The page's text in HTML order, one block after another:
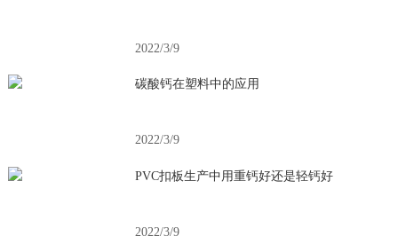
2022/3/9
碳酸钙在塑料中的应用
2022/3/9
PVC扣板生产中用重钙好还是轻钙好
2022/3/9